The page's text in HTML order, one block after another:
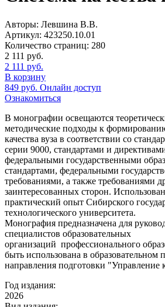
Авторы: Левшина В.В.
Артикул: 423250.10.01
Количество страниц: 280
2 111 руб.
2 111 руб.
В корзину
849 руб. Онлайн доступ
Ознакомиться
В монографии освещаются
методические подходы к
качества вуза в соответствии со
серии 9000, стандартами и
федеральными государственными
стандартами, федеральными
требованиями, а также требованиями
заинтересованных сторон.
практический опыт Сибирского
технологического университета.
Монография предназначена для
специалистов образовательных
организаций профессионального
быть использована в образовательном
направления подготовки "Управление
Год издания:
2026